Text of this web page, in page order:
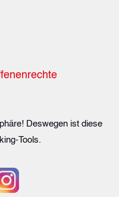
Deswegen ist diese
Tools.